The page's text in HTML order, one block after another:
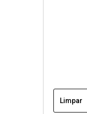
Limpar